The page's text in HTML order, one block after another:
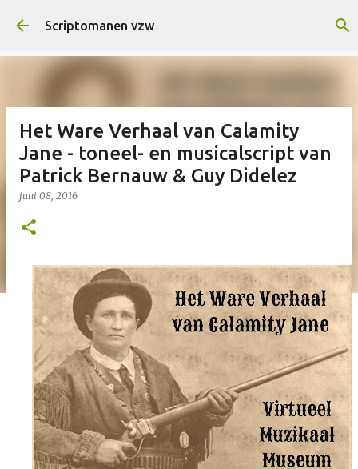
Doorgaan naar hoofdcontent
Scriptomanen vzw
Het Ware Verhaal van Calamity
Jane - toneel- en musicalscript van
Patrick Bernauw & Guy Didelez
juni 08, 2016